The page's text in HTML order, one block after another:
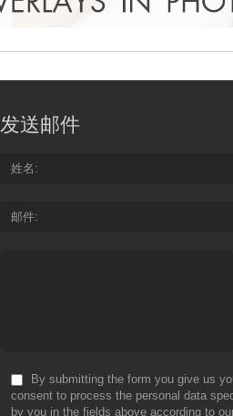
发送邮件
姓名
邮件
By submitting the form you give us
consent to process the personal data
by you in the fields above according to